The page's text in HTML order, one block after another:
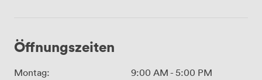
Öffnungszeiten
Montag: 9:00 AM - 5:00 PM